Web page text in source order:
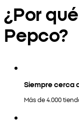
¿Por
Pepco?
Siempre cerca
Más de 4.000